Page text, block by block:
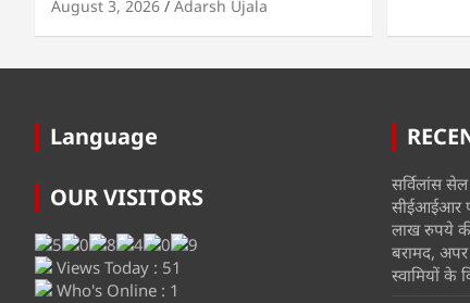
August 3, 2026 Adarsh Ujala
Language
OUR VISITORS
Views Today : 51
Who's Online : 1
सर्विलांस सेल
सीईआईआर
लाख रुपये
बरामद, अपर
स्वामियों के